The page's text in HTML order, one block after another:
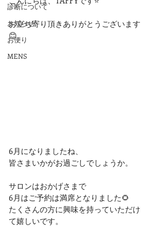
診断について
お知らせ
お便り
MENS
お立ち寄り頂きありがとうございます
😊
6月になりましたね、
皆さまいかがお過ごしでしょうか。
サロンはおかげさまで
6月はご予約は満席となりました🌻
たくさんの方に興味を持っていただけ
て嬉しいです。